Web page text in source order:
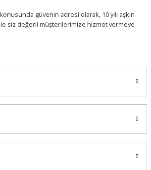
güvenin adresi olarak, 10 yılı aşkın
siz değerli müşterilerimize hizmet vermeye